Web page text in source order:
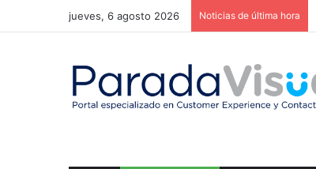
jueves, 6 agosto 2026 Noticias de última hora